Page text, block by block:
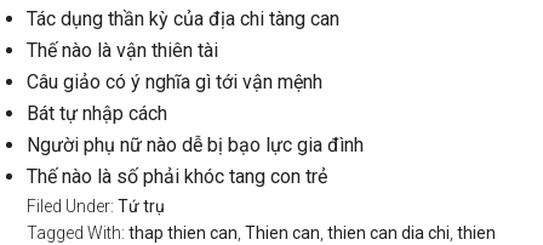
Tác dụng thần kỳ của địa chi tàng can
Thế nào là vận thiên tài
Câu giảo có ý nghĩa gì tới vận mệnh
Bát tự nhập cách
Người phụ nữ nào dễ bị bạo lực gia đình
Thế nào là số phải khóc tang con trẻ
Filed Under:Tứ trụ
Tagged With:thap thien can ,Thien can ,thien can dia chi ,thien